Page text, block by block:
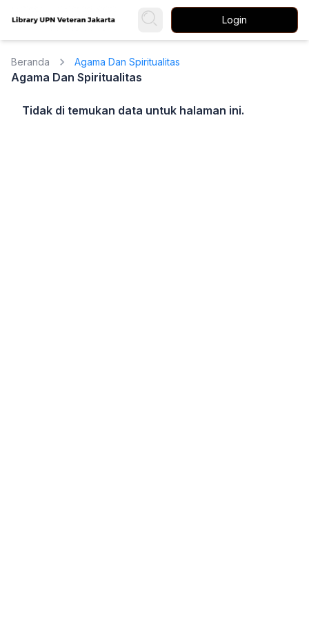
Login
Beranda Agama Dan Spiritualitas
Agama Dan Spiritualitas
Tidak di temukan data untuk halaman ini.